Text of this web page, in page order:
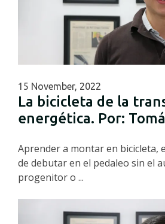
15 November, 2022
La bicicleta de la
energética. Por:
Aprender a montar en bicicleta,
de debutar en el pedaleo sin el
progenitor o ...